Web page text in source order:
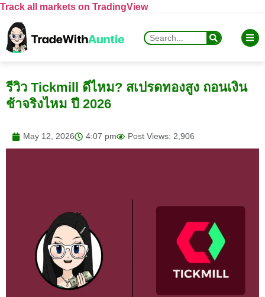
Track all markets on TradingView
รีวิว Tickmill ดีไหม? สเปรดทองสูง ถอนเงิน
ช้าจริงไหม ปี 2026
May 12, 2026 4:07 pm Post Views: 2,906